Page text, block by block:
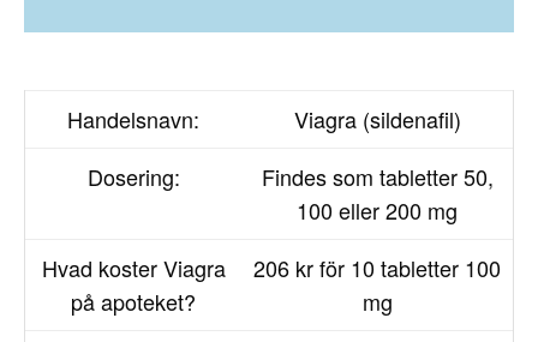
Handelsnavn:
Viagra (sildenafil)
Dosering:
Findes som tabletter 50,
100 eller 200 mg
Hvad koster Viagra
på apoteket?
206 kr för 10 tabletter 100
mg